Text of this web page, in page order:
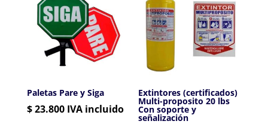
Paletas Pare y Siga
$23.800 IVA incluido
Extintores (certificados)
Multi-proposito 20 lbs
Con soporte y
señalización